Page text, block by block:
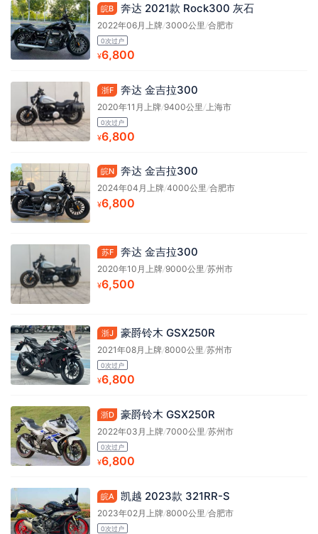
皖B 奔达 2021款 Rock300 灰石
2022年06月上牌/3000公里 /合肥市
0次过户
¥6,800
浙F 奔达 金吉拉300
2020年11月上牌/9400公里 /上海市
0次过户
¥6,800
皖N 奔达 金吉拉300
2024年04月上牌/4000公里/合肥市
¥6,800
苏F 奔达 金吉拉300
2020年10月上牌/9000公里/苏州市
¥6,500
浙J 豪爵铃木 GSX250R
2021年08月上牌/8000公里/苏州市
0次过户
¥6,800
浙D 豪爵铃木 GSX250R
2022年03月上牌/7000公里/苏州市
0次过户
¥6,800
皖A 凯越 2023款 321RR-S
2023年02月上牌/8000公里/合肥市
0次过户